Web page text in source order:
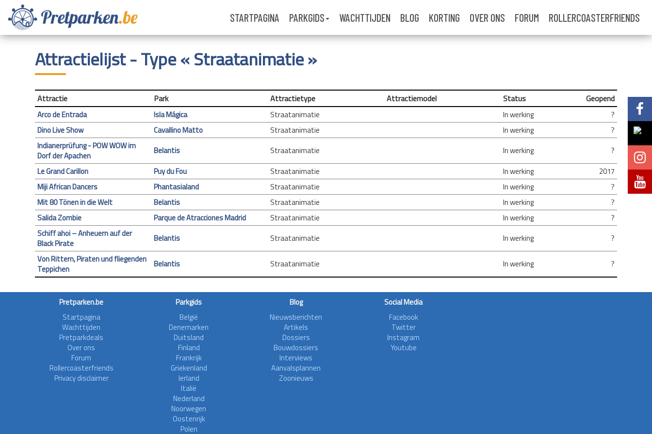
STARTPAGINA PARKGIDS WACHTTIJDEN BLOG KORTING OVER ONS FORUM ROLLERCOASTERFRIENDS
Volg @Pretparkenbe
Volg @Pretparkenbe
Volg @Pretparken.be
Volg @Pretparkenbe
Attractielijst - Type « Straatanimatie »
Attractie Park Attractietype Attractiemodel Status Geopend
Arco de Entrada Isla Mágica Straatanimatie In werking
?
Dino Live Show
Cavallino Matto Straatanimatie In werking
?
Indianerprüfung - POW WOW im
Dorf der Apachen
Belantis Straatanimatie In werking
?
Le Grand Carillon
Puy du Fou Straatanimatie In werking
2017
Miji African Dancers
Phantasialand Straatanimatie In werking
?
Mit 80 Tönen in die Welt
Belantis Straatanimatie In werking
?
Salida Zombie
Parque de Atracciones Madrid Straatanimatie In werking
?
Schiff ahoi – Anheuern auf der
Black Pirate
Belantis Straatanimatie In werking
?
Von Rittern, Piraten und fliegenden
Teppichen
Belantis Straatanimatie In werking ?
Pretparken.be
Startpagina
Wachttijden
Pretparkdeals
Over ons
Forum
Rollercoasterfriends
Privacy disclaimer
Parkgids
België
Denemarken
Duitsland
Finland
Frankrijk
Griekenland
Ierland
Italië
Nederland
Noorwegen
Oostenrijk
Polen
Blog
Nieuwsberichten
Artikels
Dossiers
Bouwdossiers
Interviews
Aanvalsplannen
Zoonieuws
Social Media
Facebook
Twitter
Instagram
Youtube